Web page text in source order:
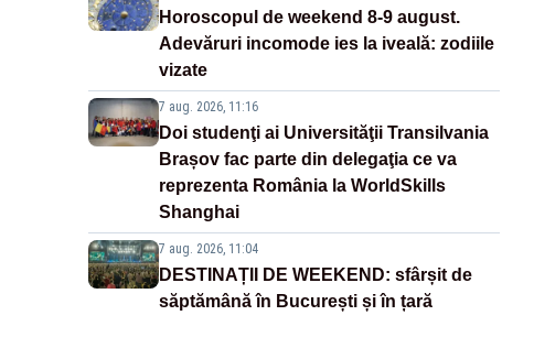
Horoscopul de weekend 8-9 august.
Adevăruri incomode ies la iveală: zodiile
vizate
7 aug. 2026, 11:16
Doi studenţi ai Universităţii Transilvania
Brașov fac parte din delegaţia ce va
reprezenta România la WorldSkills
Shanghai
7 aug. 2026, 11:04
DESTINAȚII DE WEEKEND: sfârșit de
săptămână în București și în țară